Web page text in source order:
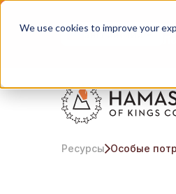
We use cookies to improve your
английский
Ресурсы Особые